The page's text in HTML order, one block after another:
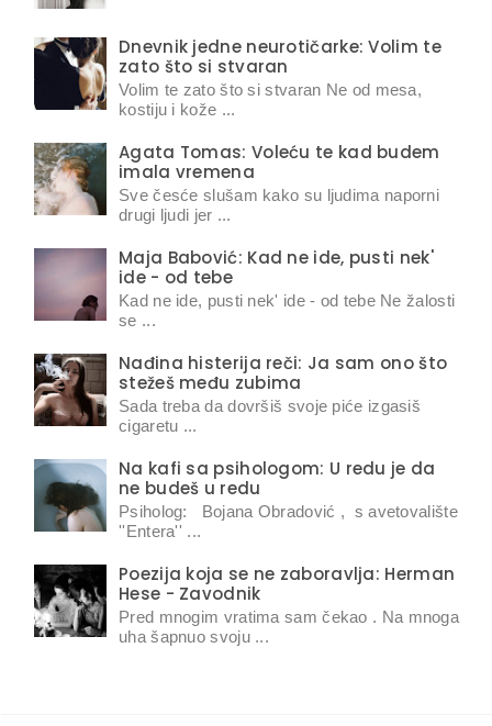
Dnevnik jedne neurotičarke: Volim te
zato što si stvaran
Volim te zato što si stvaran Ne od mesa,
kostiju i kože ...
Agata Tomas: Voleću te kad budem
imala vremena
Sve česće slušam kako su ljudima naporni
drugi ljudi jer ...
Maja Babović: Kad ne ide, pusti nek'
ide - od tebe
Kad ne ide, pusti nek' ide - od tebe Ne žalosti
se ...
Nađina histerija reči: Ja sam ono što
stežeš među zubima
Sada treba da dovršiš svoje piće izgasiš
cigaretu ...
Na kafi sa psihologom: U redu je da
ne budeš u redu
Psiholog: Bojana Obradović , s avetovalište
''Entera'' ...
Poezija koja se ne zaboravlja: Herman
Hese - Zavodnik
Pred mnogim vratima sam čekao . Na mnoga
uha šapnuo svoju ...